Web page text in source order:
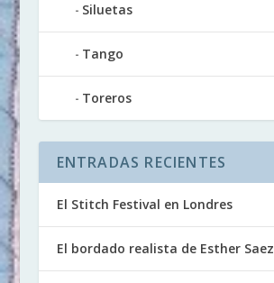
Siluetas
Tango
Toreros
ENTRADAS RECIENTES
El Stitch Festival en Londres
El bordado realista de Esther Saez